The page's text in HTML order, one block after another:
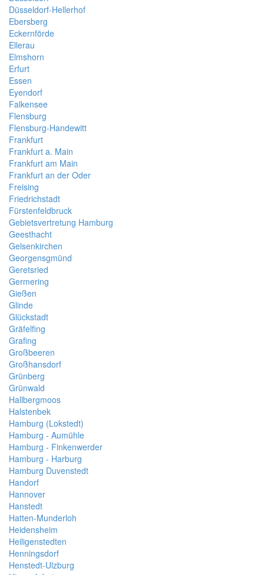
Düsseldorf-Hellerhof
Ebersberg
Eckernförde
Ellerau
Elmshorn
Erfurt
Essen
Eyendorf
Falkensee
Flensburg
Flensburg-Handewitt
Frankfurt
Frankfurt a. Main
Frankfurt am Main
Frankfurt an der Oder
Freising
Friedrichstadt
Fürstenfeldbruck
Gebietsvertretung Hamburg
Geesthacht
Gelsenkirchen
Georgensgmünd
Geretsried
Germering
Gießen
Glinde
Glückstadt
Gräfelfing
Grafing
Großbeeren
Großhansdorf
Grünberg
Grünwald
Hallbergmoos
Halstenbek
Hamburg (Lokstedt)
Hamburg - Aumühle
Hamburg - Finkenwerder
Hamburg - Harburg
Hamburg Duvenstedt
Handorf
Hannover
Hanstedt
Hatten-Munderloh
Heidensheim
Heiligenstedten
Henningsdorf
Henstedt-Ulzburg